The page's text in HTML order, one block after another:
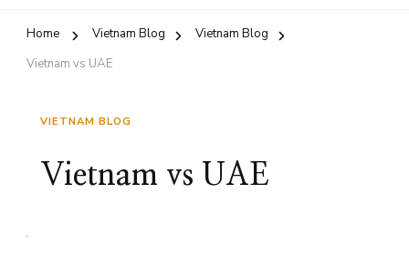
Home Vietnam Blog
Vietnam Blog
Vietnam vs UAE
VIETNAM BLOG
Vietnam vs UAE